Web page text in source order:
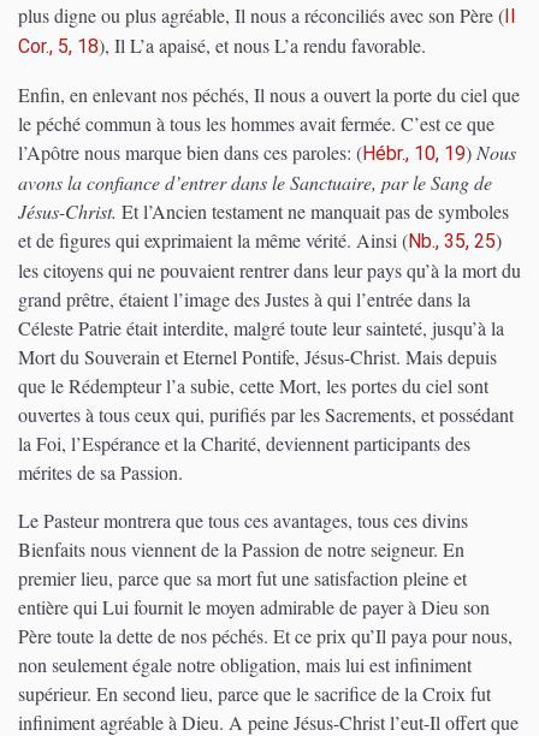
plus digne ou plus agréable, Il nous a réconciliés avec son Père(II
Cor., 5, 18), Il L’a apaisé, et nous L’a rendu favorable.
Enfin, en enlevant nos péchés, Il nous a ouvert la porte du ciel que
le péché commun à tous les hommes avait fermée. C’est ce que
l’Apôtre nous marque bien dans ces paroles: (Hébr., 10, 19) Nous
avons la confiance d’entrer dans le Sanctuaire, par le Sang de
Jésus-Christ. Et l’Ancien testament ne manquait pas de symboles
et de figures qui exprimaient la même vérité. Ainsi (Nb., 35, 25)
les citoyens qui ne pouvaient rentrer dans leur pays qu’à la mort du
grand prêtre, étaient l’image des Justes à qui l’entrée dans la
Céleste Patrie était interdite, malgré toute leur sainteté, jusqu’à la
Mort du Souverain et Eternel Pontife, Jésus-Christ. Mais depuis
que le Rédempteur l’a subie, cette Mort, les portes du ciel sont
ouvertes à tous ceux qui, purifiés par les Sacrements, et possédant
la Foi, l’Espérance et la Charité, deviennent participants des
mérites de sa Passion.
Le Pasteur montrera que tous ces avantages, tous ces divins
Bienfaits nous viennent de la Passion de notre seigneur. En
premier lieu, parce que sa mort fut une satisfaction pleine et
entière qui Lui fournit le moyen admirable de payer à Dieu son
Père toute la dette de nos péchés. Et ce prix qu’Il paya pour nous,
non seulement égale notre obligation, mais lui est infiniment
supérieur. En second lieu, parce que le sacrifice de la Croix fut
infiniment agréable à Dieu. A peine Jésus-Christ l’eut-Il offert que